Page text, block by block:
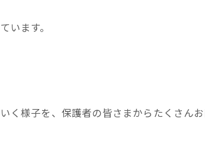
います。
く様子を、保護者の皆さまからたくさんお